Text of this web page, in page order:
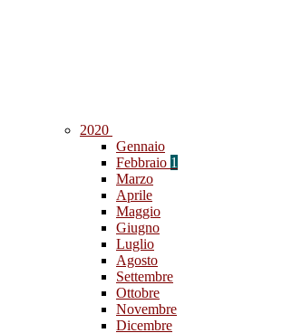
2020
Gennaio
Febbraio 1
Marzo
Aprile
Maggio
Giugno
Luglio
Agosto
Settembre
Ottobre
Novembre
Dicembre